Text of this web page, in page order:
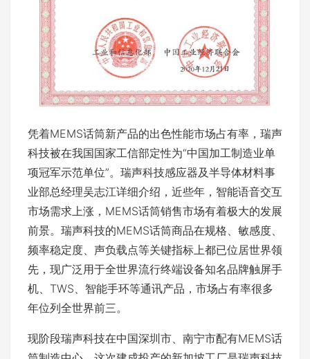
凭着MEMS话筒新产品的出色性能市场占有率，瑞声
科技被在我国国家工信部定性为“中国加工制造业单
项冠军示范单位”。瑞声科技感应器及半导体材料事
业部总经理吴志江详细介绍，近些年，智能语音交互
市场需求上涨，MEMS话筒销售市场有着极大的发展
前景。瑞声科技的MEMS话筒商品在规格、敏感度、
频率稳定度、声负载点等关键指标上都已位居世界领
先，现广泛用于全世界流行终端设备知名品牌触屏手
机、TWS、智能手环等通讯产品，市场占有率很多
年位列全世界前三。
现阶段瑞声科技在中国深圳市、南宁市配有MEMS话